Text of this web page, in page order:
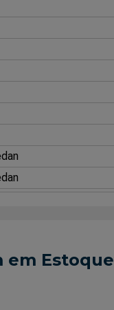
em Estoque